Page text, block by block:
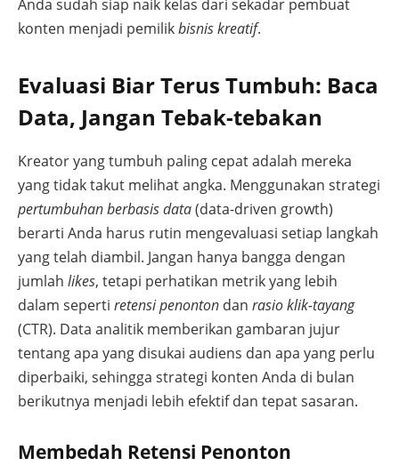
Anda sudah siap naik kelas dari sekadar pembuat
konten menjadi pemilikbisnis kreatif.
Evaluasi Biar Terus Tumbuh: Baca
Data, Jangan Tebak-tebakan
Kreator yang tumbuh paling cepat adalah mereka
yang tidak takut melihat angka. Menggunakan strategi
pertumbuhan berbasis data(data-driven growth)
berarti Anda harus rutin mengevaluasi setiap langkah
yang telah diambil. Jangan hanya bangga dengan
jumlah likes, tetapi perhatikan metrik yang lebih
dalam seperti retensi penonton dan rasio klik-tayang
(CTR). Data analitik memberikan gambaran jujur
tentang apa yang disukai audiens dan apa yang perlu
diperbaiki, sehingga strategi konten Anda di bulan
berikutnya menjadi lebih efektif dan tepat sasaran.
Membedah Retensi Penonton